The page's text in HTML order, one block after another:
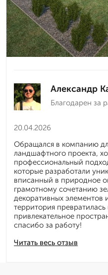
Александр
Благодарен за
20.04.2026
Читать весь отзыв
Обращался в компанию
ландшафтного проекта,
профессиональный
которые разработали
вписанный в природное
грамотному сочетанию
декоративных
территория
привлекательное
спасибо за работу!